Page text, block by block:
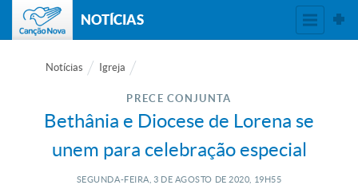
NOTÍCIAS
Notícias Igreja
PRECE CONJUNTA
Bethânia e Diocese de Lorena se
unem para celebração especial
SEGUNDA-FEIRA, 3 DE AGOSTO DE 2020, 19H55